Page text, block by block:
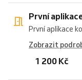
První
První aplikace
Zobrazit
1 200 Kč